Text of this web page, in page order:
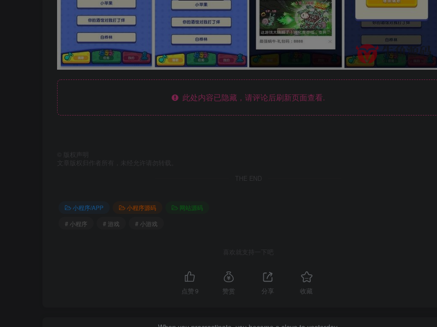
此处内容已隐藏，请评论后刷新页面查看.
版权声明
文章版权归作者所有，未经允许请勿转载。
THE END
小程序/APP 小程序源码
网站源码
# 小程序
# 游戏 # 小游戏
喜欢就支持一下吧
点赞 9 赞赏 分享 收藏